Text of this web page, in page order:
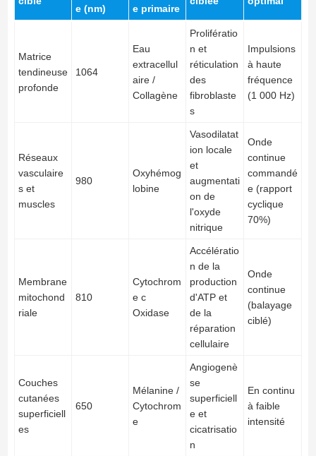
e (nm) e primaire
Matrice
tendineuse
profonde
1064
Eau
extracellul
aire /
Collagène
Prolifératio
n et
réticulation
des
fibroblaste
s
Impulsions
à haute
fréquence
(1 000 Hz)
Réseaux
vasculaire
s et
muscles
980
Oxyhémog
lobine
Vasodilatat
ion locale
et
augmentati
on de
l'oxyde
nitrique
Onde
continue
commandé
e (rapport
cyclique
70%)
Membrane
mitochond
riale
810
Cytochrom
e c
Oxidase
Accélératio
n de la
production
d'ATP et
de la
réparation
cellulaire
Onde
continue
(balayage
ciblé)
Couches
cutanées
superficiell
es
650
Mélanine /
Cytochrom
e
Angiogenè
se
superficiell
e et
cicatrisatio
n
En continu
à faible
intensité